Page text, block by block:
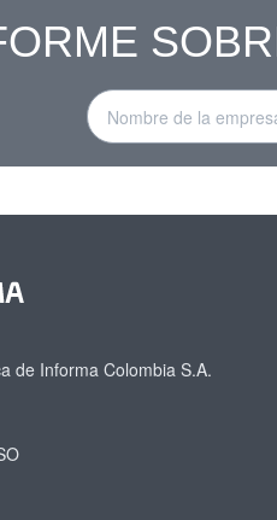
de Informa Colombia S.A.